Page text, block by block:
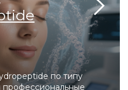
для